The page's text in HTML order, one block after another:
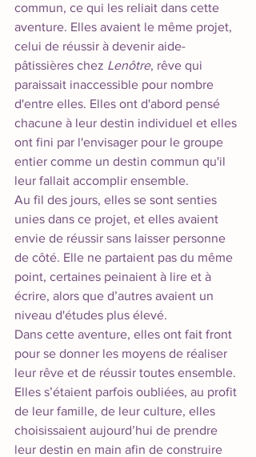
commun, ce qui les reliait dans cette
aventure. Elles avaient le même projet,
celui de réussir à devenir aide-
pâtissières chez Lenôtre, rêve qui
paraissait inaccessible pour nombre
d'entre elles. Elles ont d'abord pensé
chacune à leur destin individuel et elles
ont fini par l'envisager pour le groupe
entier comme un destin commun qu'il
leur fallait accomplir ensemble.
Au fil des jours, elles se sont senties
unies dans ce projet, et elles avaient
envie de réussir sans laisser personne
de côté. Elle ne partaient pas du même
point, certaines peinaient à lire et à
écrire, alors que d’autres avaient un
niveau d'études plus élevé.
Dans cette aventure, elles ont fait front
pour se donner les moyens de réaliser
leur rêve et de réussir toutes ensemble.
Elles s’étaient parfois oubliées, au profit
de leur famille, de leur culture, elles
choisissaient aujourd’hui de prendre
leur destin en main afin de construire